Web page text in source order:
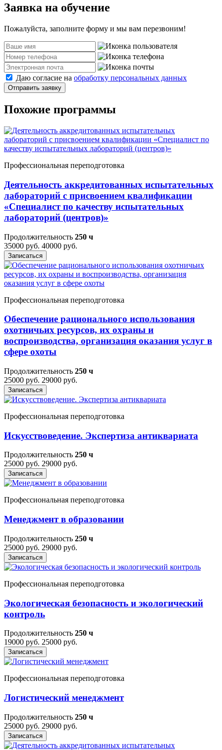
Заявка на обучение
Пожалуйста, заполните форму и мы вам перезвоним!
Даю согласие на обработку персональных данных
Отправить заявку
Похожие программы
Профессиональная переподготовка
Деятельность аккредитованных испытательных
лабораторий с присвоением квалификации
«Специалист по качеству испытательных
лабораторий (центров)»
Продолжительность 250 ч
35000 руб. 40000 руб.
Записаться
Профессиональная переподготовка
Обеспечение рационального использования
охотничьих ресурсов, их охраны и
воспроизводства, организация оказания услуг в
сфере охоты
Продолжительность 250 ч
25000 руб. 29000 руб.
Записаться
Профессиональная переподготовка
Искусствоведение. Экспертиза антиквариата
Продолжительность 250 ч
25000 руб. 29000 руб.
Записаться
Профессиональная переподготовка
Менеджмент в образовании
Продолжительность 250 ч
25000 руб. 29000 руб.
Записаться
Профессиональная переподготовка
Экологическая безопасность и экологический
контроль
Продолжительность 250 ч
19000 руб. 25000 руб.
Записаться
Профессиональная переподготовка
Логистический менеджмент
Продолжительность 250 ч
25000 руб. 29000 руб.
Записаться